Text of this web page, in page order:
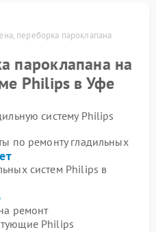
переборка пароклапана
пароклапана на
Philips в Уфе
систему Philips
по ремонту гладильных
систем Philips в
ремонт
Philips